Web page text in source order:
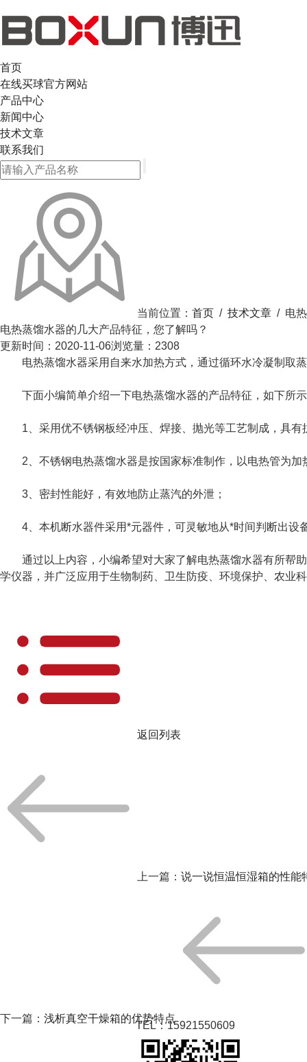
首页
在线买球官方网站
产品中心
新闻中心
技术文章
联系我们
当前位置： 首页 / 技术文章 / 电
电热蒸馏水器的几大产品特征，您了解吗？
更新时间：2020-11-06浏览量：2308
电热蒸馏水器采用自来水加热方式，通过循环水冷凝制取
下面小编简单介绍一下电热蒸馏水器的产品特征，如下所
1、采用优不锈钢板经冲压、焊接、抛光等工艺制成，具有
2、不锈钢电热蒸馏水器是按国家标准制作，以电热管为加
3、密封性能好，有效地防止蒸汽的外泄；
4、本机断水器件采用*元器件，可灵敏地从*时间判断出设
通过以上内容，小编希望对大家了解电热蒸馏水器有所帮助
学仪器，并广泛应用于生物制药、卫生防疫、环境保护、农业
返回列表
上一篇： 说一说恒温恒湿箱的性能
下一篇： 浅析真空干燥箱的优势特点
TEL：15921550609